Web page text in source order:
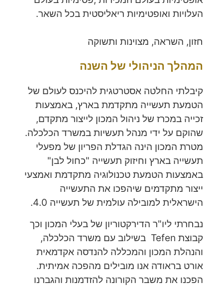
העלויות ואופטימיות ריאליסטית בכל השאר.
חזון, השראה, מצוינות ותשוקה
המהלך הניהולי של השנה
קיבלתי החלטה אסטרטגית להיכנס לעולם של
הטמעת תעשייה מתקדמת בארץ, באמצעות
זכייה במכרז של ניהול המכון לייצור מתקדם,
שהוקם על ידי מנהל תעשיות במשרד הכלכלה.
מטרת המכון הינה הגדלת הפריון של מפעלי
תעשייה בארץ וחיזוק תעשייה "כחול לבן"
באמצעות הטמעת טכנולוגיה מתקדמת ואמצעי
ייצור מתקדמים שיהפכו את התעשייה
הישראלית למובילה עולמית של תעשייה 4.0.
נבחרתי ליו"ר הדירקטוריון של בעלי המכון וכך
קבוצת Tefen בשילוב עם משרד הכלכלה,
והנהלת המכון והמכללה להנדסה אקדמאית
אורט בראודה אנו מובילים מהפכה אמיתית.
הפכנו את משבר הקורונה להזדמנות והגברנו